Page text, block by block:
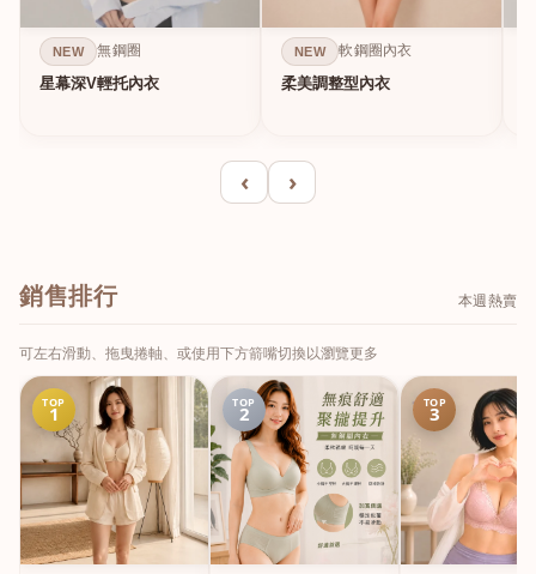
NEW 無鋼圈
星幕深V輕托內衣
NEW 軟鋼圈內衣
柔美調整型內衣
‹ ›
銷售排行 本週熱賣
可左右滑動、拖曳捲軸、或使用下方箭嘴切換以瀏覽更多
TOP
1 TOP
2 TOP
3